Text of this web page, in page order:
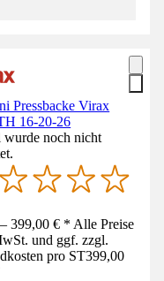
Pressbacke Virax
16-20-26
noch nicht
399,00 € * Alle Preise
und ggf. zzgl.
pro ST399,00